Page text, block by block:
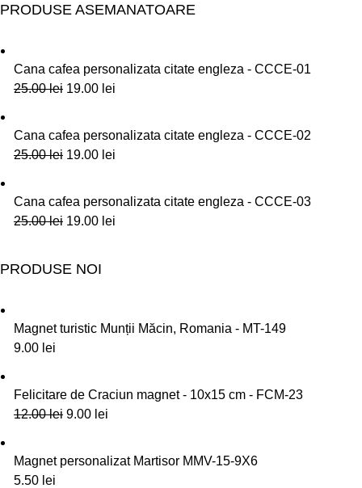
PRODUSE ASEMANATOARE
Cana cafea personalizata citate engleza - CCCE-01
25.00lei 19.00 lei
Cana cafea personalizata citate engleza - CCCE-02
25.00lei 19.00 lei
Cana cafea personalizata citate engleza - CCCE-03
25.00lei 19.00 lei
PRODUSE NOI
Magnet turistic Munții Măcin, Romania - MT-149
9.00 lei
Felicitare de Craciun magnet - 10x15 cm - FCM-23
12.00lei 9.00 lei
Magnet personalizat Martisor MMV-15-9X6
5.50 lei